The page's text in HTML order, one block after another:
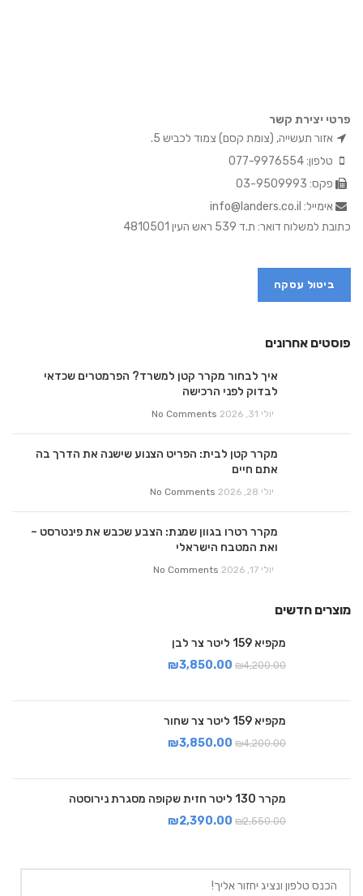
פרטי יצירת קשר
אזור תעשייה, (צומת קסם) צמוד לכביש 5.
טלפון: 077-9976554
פקס: 03-9509993
אימייל: info@landers.co.il
כתובת למשלוח דואר: ת.ד 539 ראש העין 4810501
ביטול עסקה
פוסטים אחרונים
איך לבחור מקרר קטן למשרד? הפרמטרים שכדאי
לבדוק לפני הרכישה
יולי 31, 2026 No Comments
מקרר קטן לבית: הפריט הצנוע שישנה את הדרך בה
אתם חיים
יולי 28, 2026 No Comments
מקרר רטרו בגוון שמנת: הצבע שכבש את פינטרסט –
ואת המטבח הישראלי
יולי 17, 2026 No Comments
מוצרים חדשים
מקפיא 159 ליטר צר לבן
₪4,200.00
₪3,850.00
מקפיא 159 ליטר צר שחור
₪4,200.00
₪3,850.00
מקרר 130 ליטר חזית שקופה מסגרת נירוסטה
₪2,550.00
₪2,390.00